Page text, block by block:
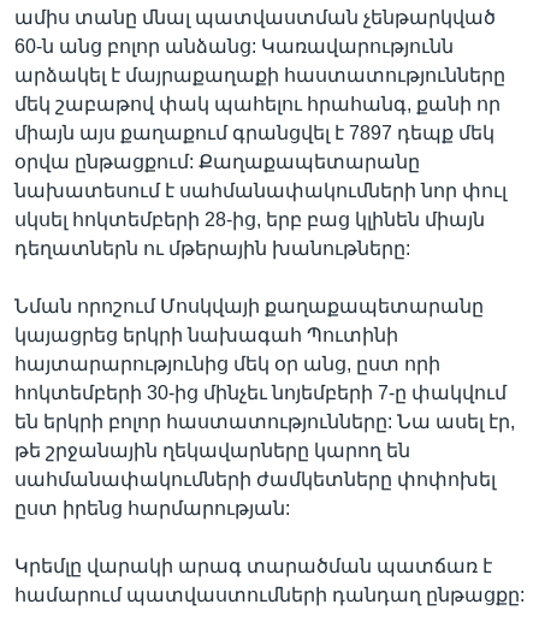
ամիս տանը մնալ պատվաստման չենթարկված
60-ն անց բոլոր անձանց: Կառավարությունն
արձակել է մայրաքաղաքի հաստատությունները
մեկ շաբաթով փակ պահելու հրահանգ, քանի որ
միայն այս քաղաքում գրանցվել է 7897 դեպք մեկ
օրվա ընթացքում: Քաղաքապետարանը
նախատեսում է սահմանափակումների նոր փուլ
սկսել հոկտեմբերի 28-ից, երբ բաց կլինեն միայն
դեղատներն ու մթերային խանութները:
Նման որոշում Մոսկվայի քաղաքապետարանը
կայացրեց երկրի նախագահ Պուտինի
հայտարարությունից մեկ օր անց, ըստ որի
հոկտեմբերի 30-ից մինչեւ նոյեմբերի 7-ը փակվում
են երկրի բոլոր հաստատությունները: Նա ասել էր,
թե շրջանային ղեկավարները կարող են
սահմանափակումների ժամկետները փոփոխել
ըստ իրենց հարմարության:
Կրեմլը վարակի արագ տարածման պատճառ է
համարում պատվաստումների դանդաղ ընթացքը: